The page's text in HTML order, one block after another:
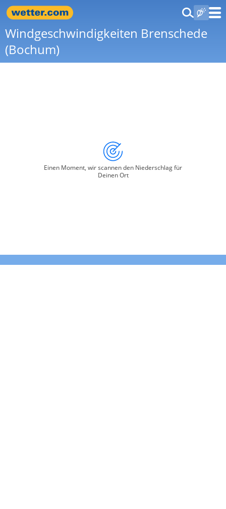
Windgeschwindigkeiten Brenschede
(Bochum)
Einen Moment, wir scannen den Niederschlag für
Deinen Ort